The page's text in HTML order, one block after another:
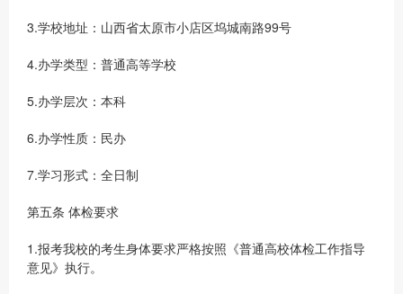
3.学校地址：山西省太原市小店区坞城南路99号
4.办学类型：普通高等学校
5.办学层次：本科
6.办学性质：民办
7.学习形式：全日制
第五条 体检要求
1.报考我校的考生身体要求严格按照《普通高校体检工作指导
意见》执行。